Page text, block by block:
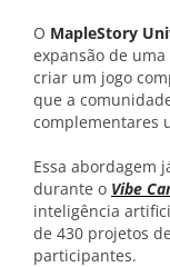
O MapleStory
expansão de
criar um jogo
que a
complementares
Essa abordagem
durante o Vibe
inteligência
de 430 projetos
participantes.